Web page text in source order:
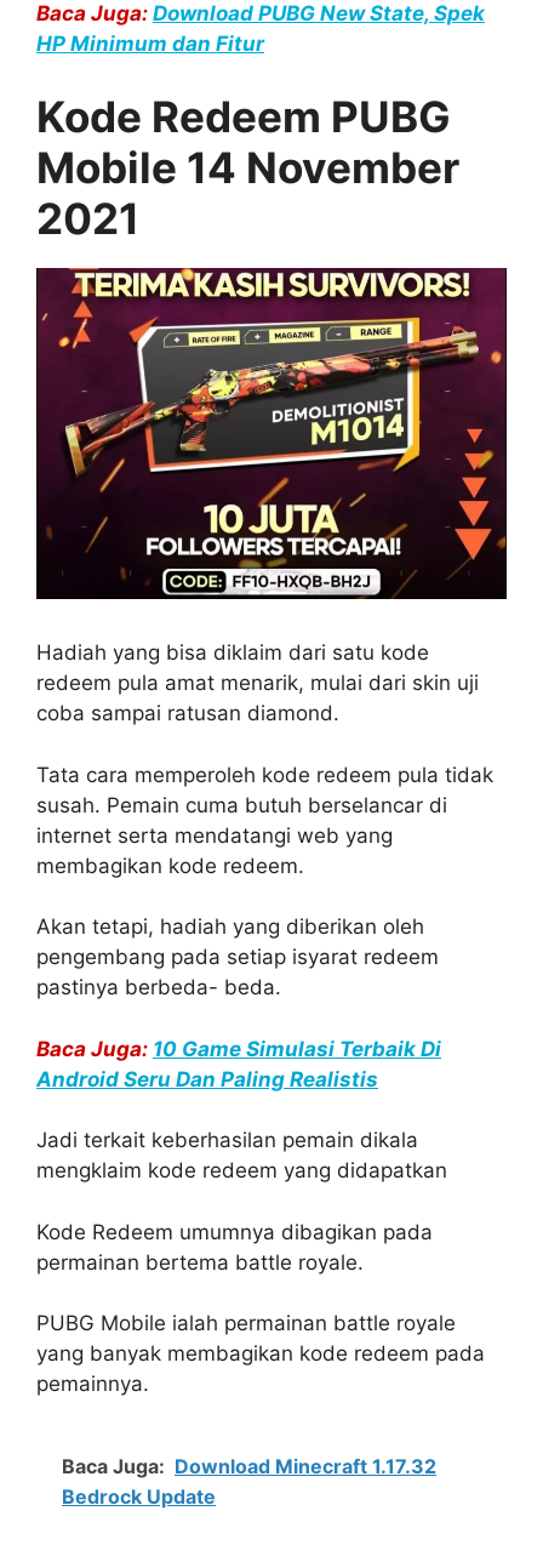
Baca Juga: Download PUBG New State, Spek
HP Minimum dan Fitur
Kode Redeem PUBG
Mobile 14 November
2021
Hadiah yang bisa diklaim dari satu kode
redeem pula amat menarik, mulai dari skin uji
coba sampai ratusan diamond.
Tata cara memperoleh kode redeem pula tidak
susah. Pemain cuma butuh berselancar di
internet serta mendatangi web yang
membagikan kode redeem.
Akan tetapi, hadiah yang diberikan oleh
pengembang pada setiap isyarat redeem
pastinya berbeda- beda.
Baca Juga: 10 Game Simulasi Terbaik Di
Android Seru Dan Paling Realistis
Jadi terkait keberhasilan pemain dikala
mengklaim kode redeem yang didapatkan
Kode Redeem umumnya dibagikan pada
permainan bertema battle royale.
PUBG Mobile ialah permainan battle royale
yang banyak membagikan kode redeem pada
pemainnya.
Baca Juga: Download Minecraft 1.17.32
Bedrock Update